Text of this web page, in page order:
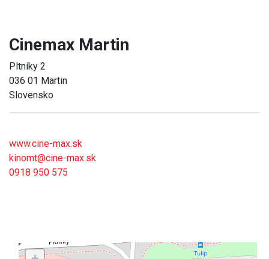
Cinemax Martin
Pltníky 2
036 01 Martin
Slovensko
www.cine-max.sk
kinomt@cine-max.sk
0918 950 575